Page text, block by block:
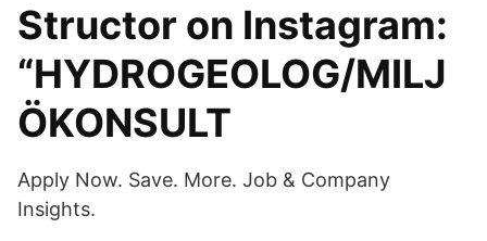
Structor on Instagram:
“HYDROGEOLOG/MILJ
ÖKONSULT
Apply Now. Save. More. Job & Company
Insights.